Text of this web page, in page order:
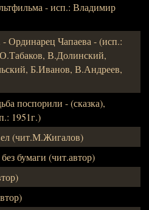
- исп.: Владимир
Чапаева - (исп.:
В.Долинский,
Б.Иванов, В.Андреев,
поспорили - (сказка),
1951г.)
(чит.М.Жигалов)
бумаги (чит.автор)